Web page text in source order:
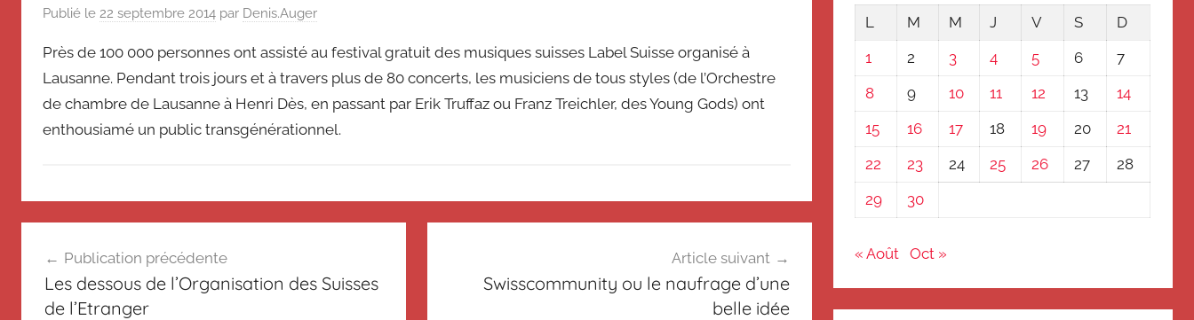
Suisse
Magazine
souvenir
Suisse
Magazine
Publié le 22 septembre 2014 par Denis.Auger
Près de 100 000 personnes ont assisté au festival gratuit des musiques suisses Label Suisse organisé à
Lausanne. Pendant trois jours et à travers plus de 80 concerts, les musiciens de tous styles (de l’Orchestre
de chambre de Lausanne à Henri Dès, en passant par Erik Truffaz ou Franz Treichler, des Young Gods) ont
enthousiamé un public transgénérationnel.
n
l
de
l’article
Publication précédente
Les dessous de l’Organisation des Suisses
de l’Etranger
Article suivant
Swisscommunity ou le naufrage d’une
belle idée
L
M M J V S
D
1
2 3 4 5 6
7
8
9 10 11 12 13
14
15
16 17 18 19 20
21
22
23 24 25 26 27
28
29
30
« Août Oct »